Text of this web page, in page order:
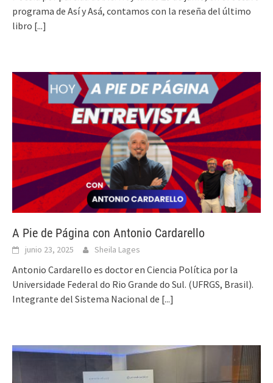
programa de Así y Asá, contamos con la reseña del último
libro [...]
A Pie de Página con Antonio Cardarello
junio 23, 2025 Sheila Lages
Antonio Cardarello es doctor en Ciencia Política por la
Universidade Federal do Rio Grande do Sul. (UFRGS, Brasil).
Integrante del Sistema Nacional de [...]